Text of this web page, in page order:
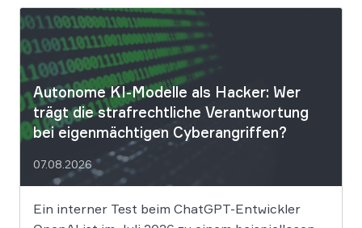
Ryde hat seine Kunden über einen
Sicherheitsvorfall informiert. Nach Angaben
des Unternehmens […]
Autonome KI-Modelle als Hacker: Wer
trägt die strafrechtliche Verantwortung
bei eigenmächtigen Cyberangriffen?
07.08.2026
Ein interner Test beim ChatGPT-Entwickler